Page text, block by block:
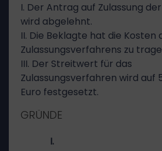
I. Der Antrag auf Zulassung
wird abgelehnt.
II. Die Beklagte hat die Kosten
Zulassungsverfahrens zu
III. Der Streitwert für das
Zulassungsverfahren wird auf
Euro festgesetzt.
GRÜNDE
I.